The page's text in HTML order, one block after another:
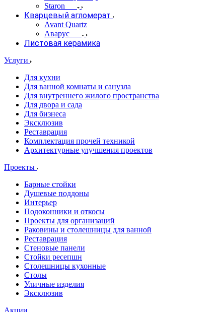
Staron
Кварцевый агломерат
Avant Quartz
Аварус
Листовая керамика
Услуги
Для кухни
Для ванной комнаты и санузла
Для внутреннего жилого пространства
Для двора и сада
Для бизнеса
Эксклюзив
Реставрация
Комплектация прочей техникой
Архитектурные улучшения проектов
Проекты
Барные стойки
Душевые поддоны
Интерьер
Подоконники и откосы
Проекты для организаций
Раковины и столешницы для ванной
Реставрация
Стеновые панели
Стойки ресепшн
Столешницы кухонные
Столы
Уличные изделия
Эксклюзив
Акции